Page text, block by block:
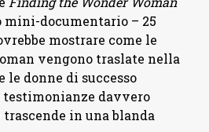
mini-documentario – 25
mostrare come le
vengono traslate nella
donne di successo
davvero
in una blanda